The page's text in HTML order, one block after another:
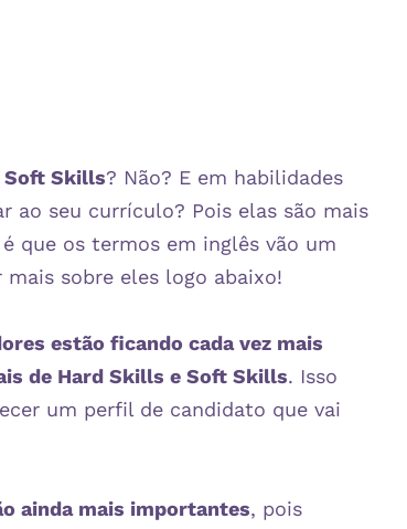
Skills? Não? E em habilidades
ao seu currículo? Pois elas são mais
que os termos em inglês vão um
sobre eles logo abaixo!
estão ficando cada vez mais
de Hard Skills e Soft Skills. Isso
um perfil de candidato que vai
ainda mais importantes, pois